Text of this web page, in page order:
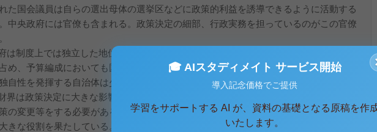
た国会議員は自らの選出母体の選挙区などに政策的利益を誘導できるように活動する
中央政府には官僚も含まれる。政策決定の細部、行政実務を担っているのがこの官僚
制度上では独立した地位が与えられているが、現状では国の機関委任事務がその業
め、予算編成においても国の地方交付税に頼る傾向が強く、中央政府に支配される傾
自性を発揮する自治体は少ない。
は政策決定に大きな影響を及ぼしている。企業業績は株価等を変動させ、それに伴
の変更等をする必要がある。また、企業・財界からの献金は議員・政党の政治活動を
きな役割を果たしている。
🎓 AIスタディメイト サービス開始
導入記念価格でご提供
学習をサポートする AI が、資料の基礎となる原稿を作
いたします。